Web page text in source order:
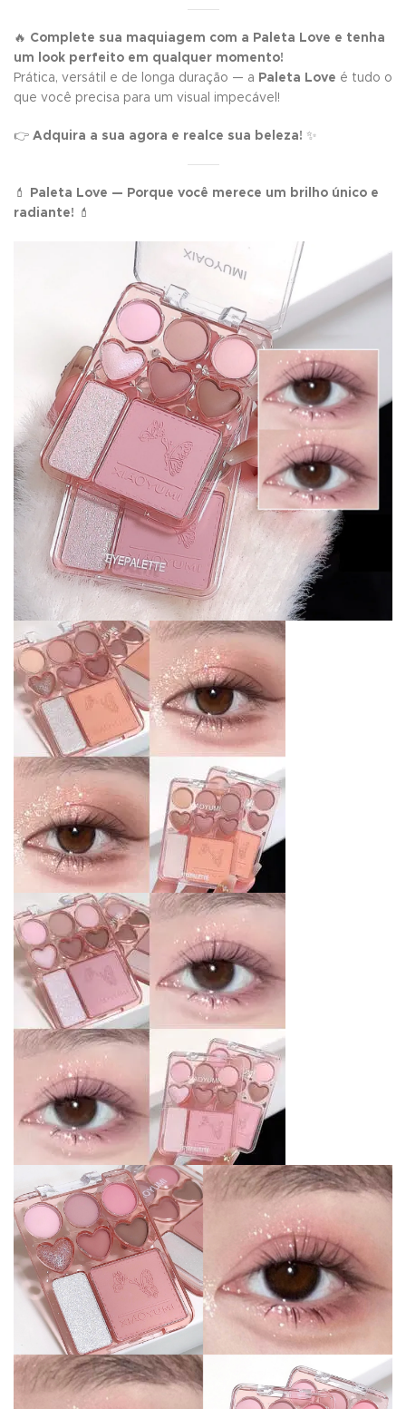
🔥 Complete sua maquiagem com a Paleta Love e tenha
um look perfeito em qualquer momento!
Prática, versátil e de longa duração — a Paleta Love é tudo o
que você precisa para um visual impecável!
👉 Adquira a sua agora e realce sua beleza! ✨
💄
Paleta Love — Porque você merece um brilho único e
radiante! 💄